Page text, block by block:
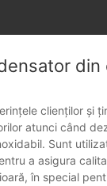
din
clienților și
atunci când
Sunt
a asigura
în special